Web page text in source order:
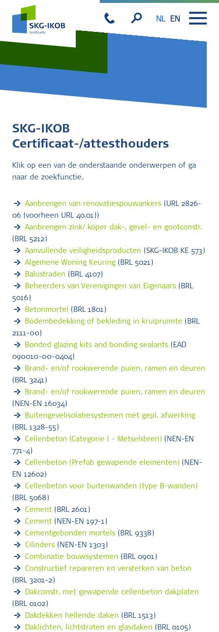
NL EN
SKG-IKOB
Certificaat-/attesthouders
Klik op een van de onderstaande onderwerpen of ga
naar de zoekfunctie.
Aanbrengen van renovatiespouwankers (URL 2826-
06 (voorheen URL 40.01))
Aanbrengen zink/ koper dak-, gevel- en gootconstr.
(BRL 5212)
Aanvullende veiligheidsproducten (SKG-IKOB KE 573)
Algemene Woning Keuring(BRL 5021)
Balustraden (BRL 4107)
Beheerders van Verenigingen van Eigenaars (BRL
5016)
Betonmortel (BRL 1801)
Bodembedekking of bekleding in kruipruimte (BRL
2111-00)
Bonded glazing kits and bonding sealants (EAD
090010-00-0404)
Brand- en/of rookwerende puien, ramen en deuren
(BRL 3241)
Brand- en/of rookwerende puien, ramen en deuren
(NEN-EN 16034)
Buitengevelisolatiesystemen met gepl. afwerking
(BRL 1328-55)
Cellenbeton (Categorie I - Metselsteen) (NEN-EN
771-4)
Cellenbeton (Prefab gewapende elementen) (NEN-
EN 12602)
Cellenbeton voor buitenwanden (type B-wanden)
(BRL 5068)
Cement (BRL 2601)
Cement (NEN-EN 197-1)
Cementgebonden mortels (BRL 9338)
Cilinders (NEN-EN 1303)
Combinatie bouwsystemen (BRL 0901)
Constructief repareren en versterken van beton
(BRL 3201-2)
Dakconstr. met gewapende cellenbeton dakplaten
(BRL 0102)
Dakdekken hellende daken (BRL 1513)
Daklichten, lichtstraten en glasdaken (BRL 0105)